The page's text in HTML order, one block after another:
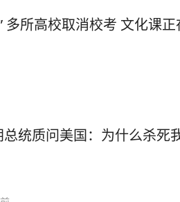
多所高校取消校考 文化课正
统质问美国：为什么杀死